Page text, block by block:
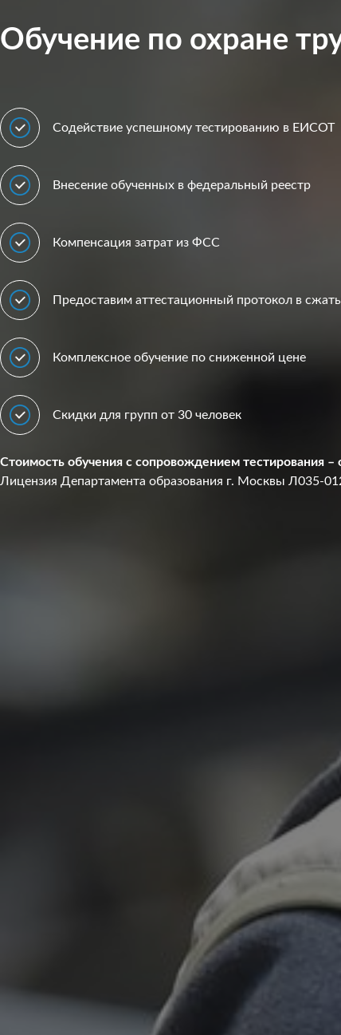
Обучение по охране
Содействие успешному тестированию в ЕИСОТ
Внесение обученных в федеральный реестр
Компенсация затрат из ФСС
Предоставим аттестационный протокол в
Комплексное обучение по сниженной цене
Скидки для групп от 30 человек
Стоимость обучения с сопровождением тестирования –
Лицензия Департамента образования г. Москвы Л035-